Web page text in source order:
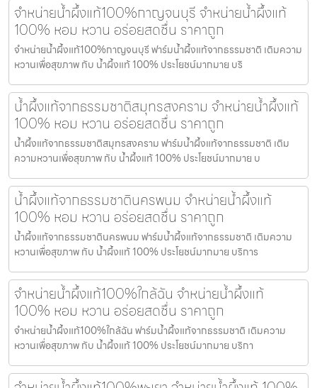
จำหน่ายน้ำผึ้งแท้100%กาญจนบุรี จำหน่ายน้ำผึ้งแท้
100% หอม หวาน อร่อยสดชื่น ราคาถูก
จำหน่ายน้ำผึ้งแท้100%กาญจนบุรี ฟาร์มน้ำผึ้งแท้จากธรรมชาติ เติมความ
หวานเพื่อสุขภาพ กับ น้ำผึ้งแท้ 100% ประโยชน์มากมาย บริ
น้ำผึ้งแท้จากธรรมชาติสมุทรสงคราม จำหน่ายน้ำผึ้งแท้
100% หอม หวาน อร่อยสดชื่น ราคาถูก
น้ำผึ้งแท้จากธรรมชาติสมุทรสงคราม ฟาร์มน้ำผึ้งแท้จากธรรมชาติ เติม
ความหวานเพื่อสุขภาพ กับ น้ำผึ้งแท้ 100% ประโยชน์มากมาย บ
น้ำผึ้งแท้จากธรรมชาตินครพนม จำหน่ายน้ำผึ้งแท้
100% หอม หวาน อร่อยสดชื่น ราคาถูก
น้ำผึ้งแท้จากธรรมชาตินครพนม ฟาร์มน้ำผึ้งแท้จากธรรมชาติ เติมความ
หวานเพื่อสุขภาพ กับ น้ำผึ้งแท้ 100% ประโยชน์มากมาย บริการ
จำหน่ายน้ำผึ้งแท้100%ใกล้ฉัน จำหน่ายน้ำผึ้งแท้
100% หอม หวาน อร่อยสดชื่น ราคาถูก
จำหน่ายน้ำผึ้งแท้100%ใกล้ฉัน ฟาร์มน้ำผึ้งแท้จากธรรมชาติ เติมความ
หวานเพื่อสุขภาพ กับ น้ำผึ้งแท้ 100% ประโยชน์มากมาย บริกา